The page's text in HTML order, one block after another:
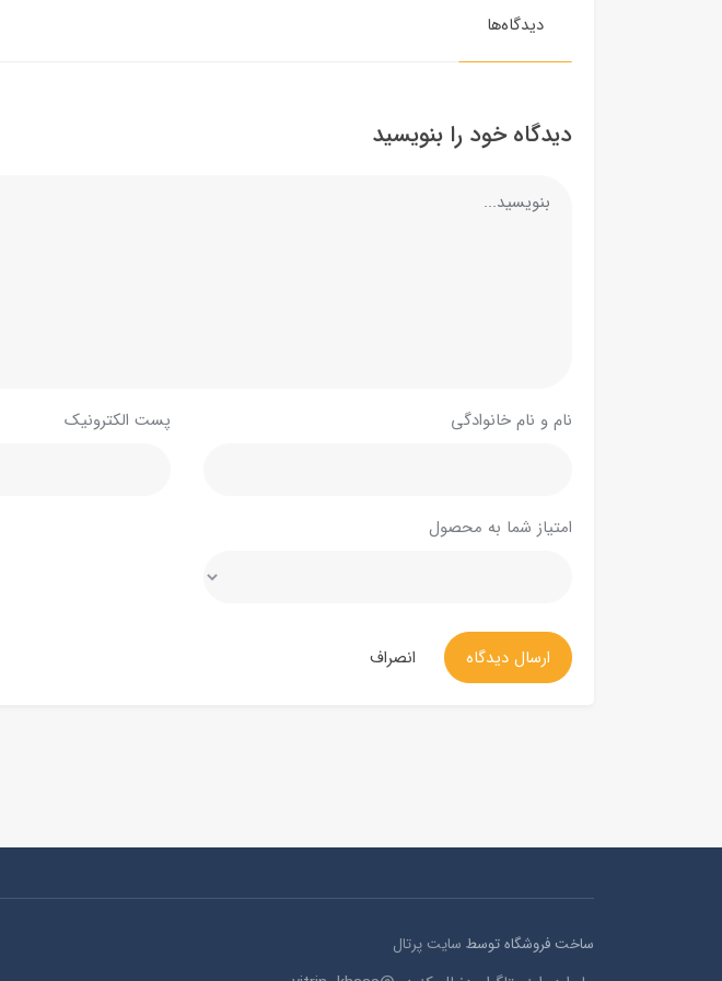
دیدگاه‌ها
دیدگاه خود را بنویسید
نام و نام خانوادگی پست الکترونیک
امتیاز شما به محصول
ارسال دیدگاه انصراف
ساخت فروشگاه توسط سایت پرتال